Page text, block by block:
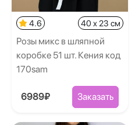
4.6 40 x 23 см
Розы микс в шляпной
коробке 51 шт. Кения код
170sam
6989₽ Заказать